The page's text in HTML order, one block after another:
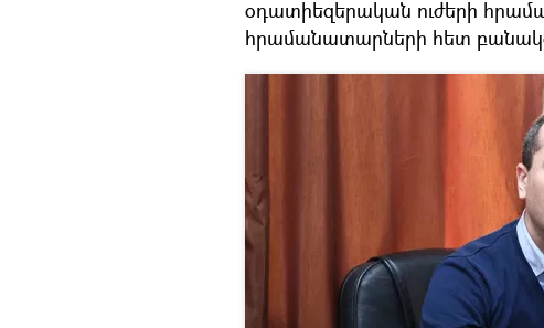
օդատիեզերական ուժերի
հրամանատարների հետ